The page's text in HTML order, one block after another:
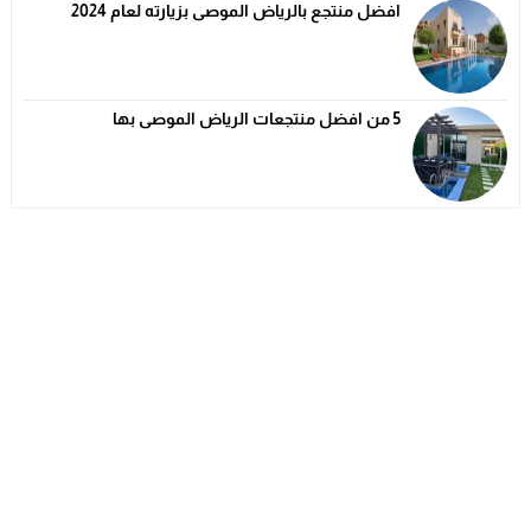
افضل منتجع بالرياض الموصى بزيارته لعام 2024
5 من افضل منتجعات الرياض الموصى بها